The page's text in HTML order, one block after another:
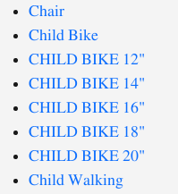
Chair
Child Bike
CHILD BIKE 12"
CHILD BIKE 14"
CHILD BIKE 16"
CHILD BIKE 18"
CHILD BIKE 20"
Child Walking